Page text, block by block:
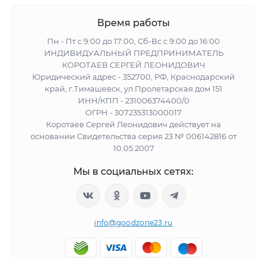
Время работы
Пн - Пт с 9:00 до 17:00, Сб-Вс с 9:00 до 16:00
ИНДИВИДУАЛЬНЫЙ ПРЕДПРИНИМАТЕЛЬ
КОРОТАЕВ СЕРГЕЙ ЛЕОНИДОВИЧ
Юридический адрес - 352700, РФ, Краснодарский
край, г.Тимашевск, ул.Пролетарская дом 151
ИНН/КПП - 231006374400/0
ОГРН - 307235313000017
Коротаев Сергей Леонидович действует на
основании Свидетельства серия 23 № 006142816 от
10.05.2007
Мы в социальных сетях:
info@goodzone23.ru